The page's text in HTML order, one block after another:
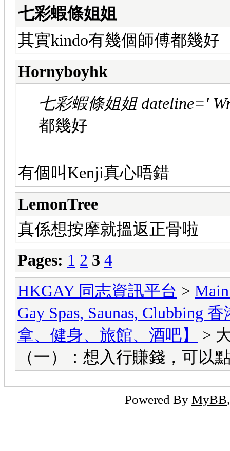
七彩蝦條姐姐
其實kindo有幾個師傅都幾好
Hornyboyhk
七彩蝦條姐姐 dateline='
都幾好
有個叫Kenji真心唔錯
LemonTree
真係想按摩就搵返正骨啦
Pages: 1 2 3 4
HKGAY 同志資訊平台 >
Gay Spas, Saunas, Clubbing
拿、健身、旅館、酒吧】
>
（一）：想入行賺錢，可以
Powered By MyBB